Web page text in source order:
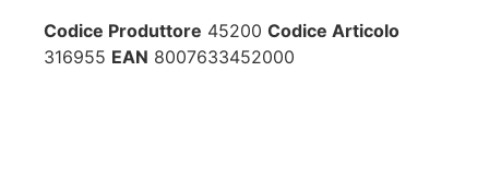
Codice Produttore 45200 Codice Articolo
316955 EAN 8007633452000